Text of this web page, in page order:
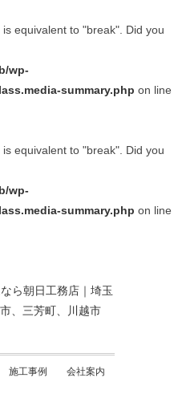
equivalent to "break". Did you
wp-
summary.php on line
equivalent to "break". Did you
wp-
summary.php on line
施工事例 会社案内